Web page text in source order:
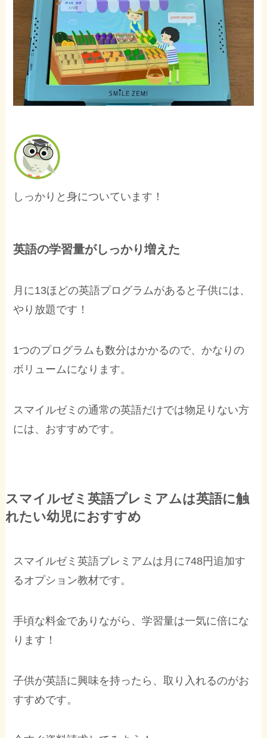
しっかりと身についています！
英語の学習量がしっかり増えた
月に13ほどの英語プログラムがあると子供には、
やり放題です！
1つのプログラムも数分はかかるので、かなりの
ボリュームになります。
スマイルゼミの通常の英語だけでは物足りない方
には、おすすめです。
スマイルゼミ英語プレミアムは英語に触
れたい幼児におすすめ
スマイルゼミ英語プレミアムは月に748円追加す
るオプション教材です。
手頃な料金でありながら、学習量は一気に倍にな
ります！
子供が英語に興味を持ったら、取り入れるのがお
すすめです。